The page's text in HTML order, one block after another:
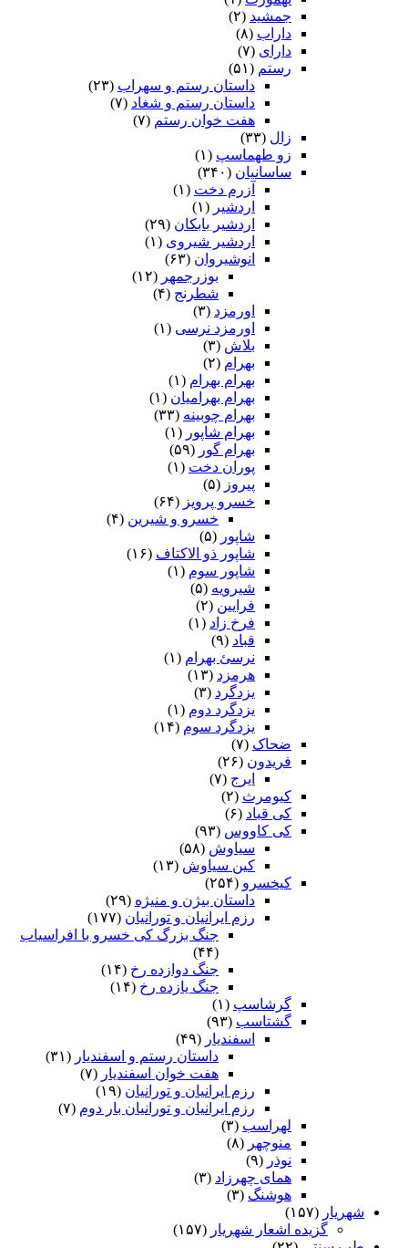
جمشید (۲)
داراب (۸)
دارای (۷)
رستم (۵۱)
داستان رستم و سهراب (۲۳)
داستان رستم و شغاد (۷)
هفت خوان رستم‏ (۷)
زال (۳۳)
زو طهماسپ‏ (۱)
ساسانیان (۳۴۰)
آزرم دخت (۱)
اردشیر (۱)
اردشیر بابکان (۲۹)
اردشیر شیروی (۱)
انوشیروان (۶۳)
بوزرجمهر (۱۲)
شطرنج (۴)
اورمزد (۳)
اورمزد نرسى‏ (۱)
بلاش (۳)
بهرام (۲)
بهرام بهرام (۱)
بهرام بهرامیان‏ (۱)
بهرام چوبینه (۳۳)
بهرام شاپور (۱)
بهرام گور (۵۹)
پوران دخت (۱)
پیروز (۵)
خسرو پرویز (۶۴)
خسرو و شیرین (۴)
شاپور (۵)
شاپور ذو الاکتاف (۱۶)
شاپور سوم‏ (۱)
شیرویه (۵)
فرایین (۲)
فرخ زاد (۱)
قباد (۹)
نرسئ بهرام‏ (۱)
هرمزد (۱۳)
یزدگرد (۳)
یزدگرد دوم (۱)
یزدگرد سوم (۱۴)
ضحاک (۷)
فریدون (۲۶)
ایرج (۷)
کیومرث (۲)
کی قباد (۶)
کی کاووس (۹۳)
سیاوش (۵۸)
کین سیاوش (۱۳)
کیخسرو (۲۵۴)
داستان بیژن و منیژه (۲۹)
رزم ایرانیان و تورانیان (۱۷۷)
جنگ بزرگ کی خسرو با افراسیاب
(۴۴)
جنگ دوازده رخ (۱۴)
جنگ یازده رخ (۱۴)
گرشاسپ (۱)
گشتاسب (۹۳)
اسفندیار (۴۹)
داستان رستم و اسفندیار (۳۱)
هفت خوان اسفندیار (۷)
رزم ایرانیان و تورانیان (۱۹)
رزم ایرانیان و تورانیان بار دوم (۷)
لهراسب (۳)
منوچهر (۸)
نوذر (۹)
هماى چهرزاد (۳)
هوشنگ (۳)
شهریار (۱۵۷)
گزیده اشعار شهریار (۱۵۷)